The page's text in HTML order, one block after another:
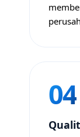
04